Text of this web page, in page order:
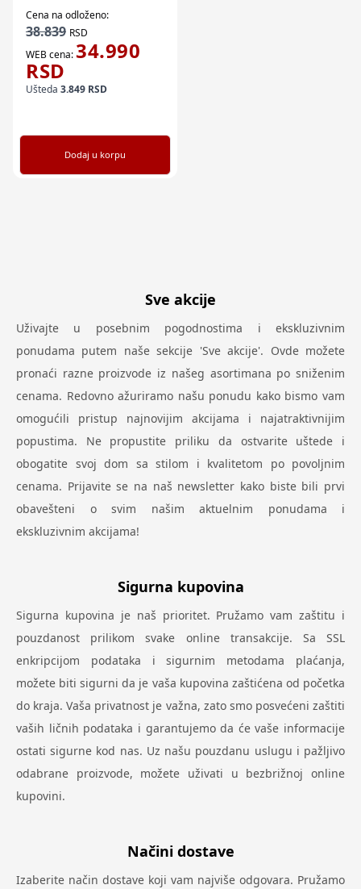
Cena na odloženo:
38.839 RSD
WEB cena:34.990
RSD
Ušteda 3.849 RSD
Dodaj u korpu
Sve akcije
Uživajte u posebnim pogodnostima i ekskluzivnim
ponudama putem naše sekcije 'Sve akcije'. Ovde možete
pronaći razne proizvode iz našeg asortimana po sniženim
cenama. Redovno ažuriramo našu ponudu kako bismo vam
omogućili pristup najnovijim akcijama i najatraktivnijim
popustima. Ne propustite priliku da ostvarite uštede i
obogatite svoj dom sa stilom i kvalitetom po povoljnim
cenama. Prijavite se na naš newsletter kako biste bili prvi
obavešteni o svim našim aktuelnim ponudama i
ekskluzivnim akcijama!
Sigurna kupovina
Sigurna kupovina je naš prioritet. Pružamo vam zaštitu i
pouzdanost prilikom svake online transakcije. Sa SSL
enkripcijom podataka i sigurnim metodama plaćanja,
možete biti sigurni da je vaša kupovina zaštićena od početka
do kraja. Vaša privatnost je važna, zato smo posvećeni zaštiti
vaših ličnih podataka i garantujemo da će vaše informacije
ostati sigurne kod nas. Uz našu pouzdanu uslugu i pažljivo
odabrane proizvode, možete uživati u bezbrižnoj online
kupovini.
Načini dostave
Izaberite način dostave koji vam najviše odgovara. Pružamo